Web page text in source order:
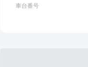
車台番号